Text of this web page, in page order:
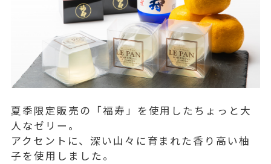
夏季限定販売の「福寿」を使用したちょっと大
人なゼリー。
アクセントに、深い山々に育まれた香り高い柚
子を使用しました。